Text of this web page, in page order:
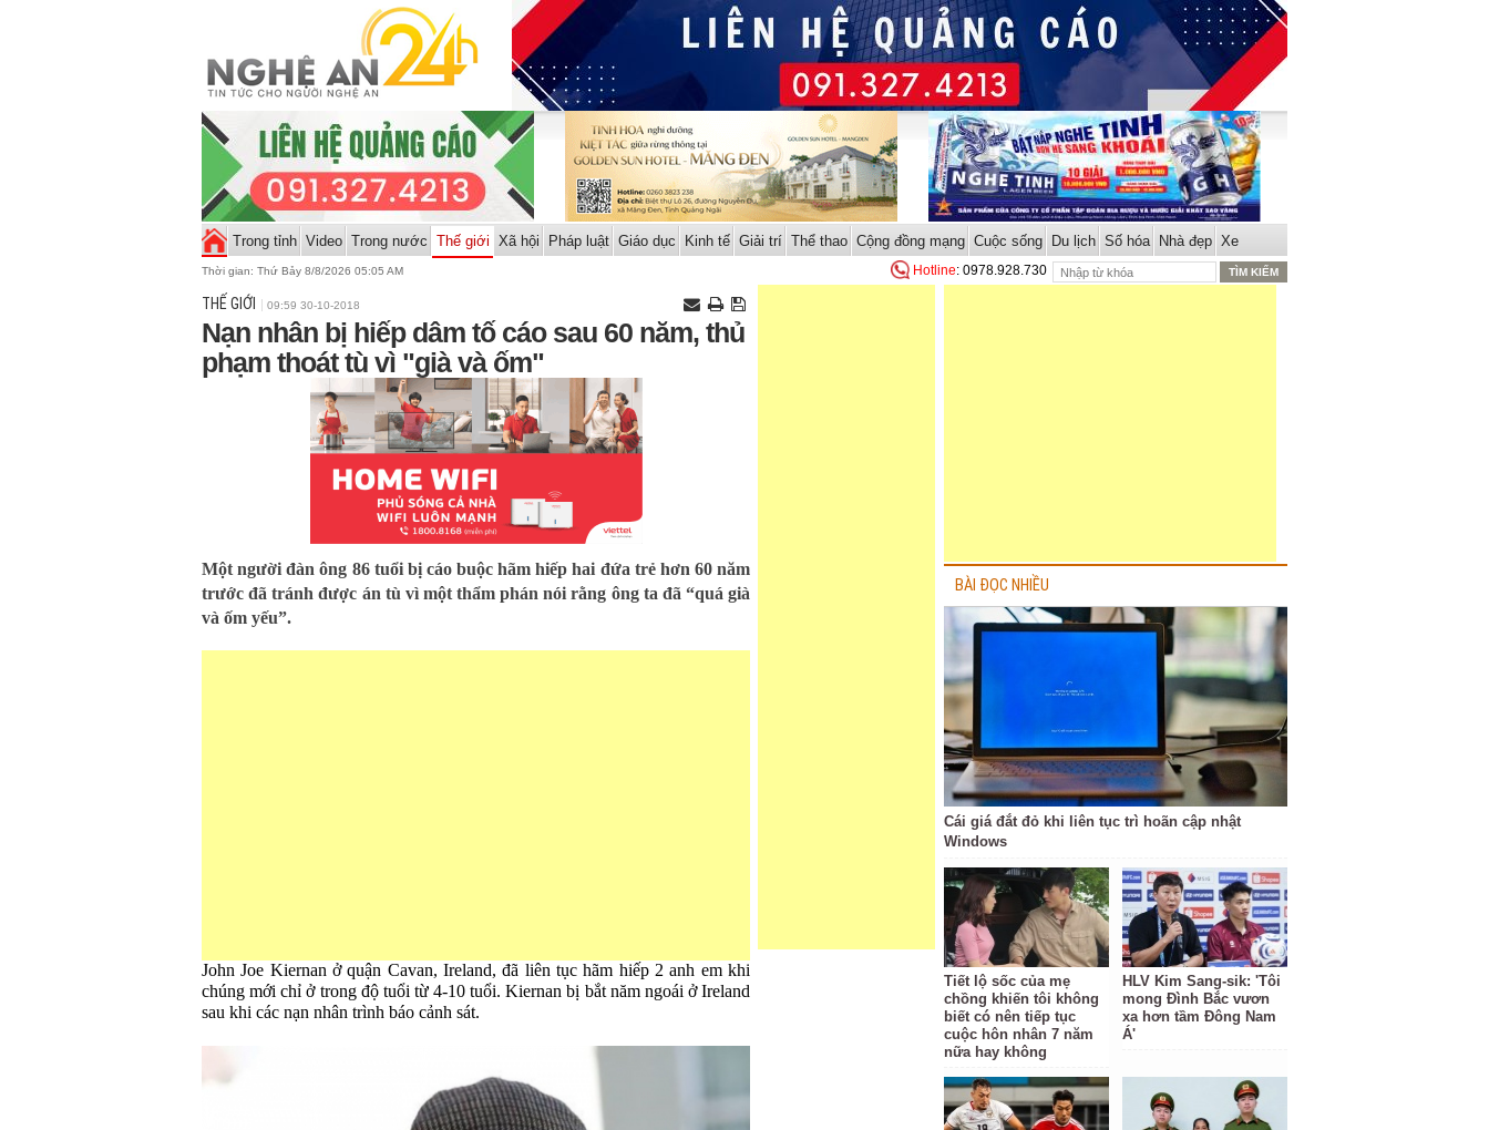
Trong tỉnh Video Trong nước Thế giới Xã hội Pháp luật Giáo dục Kinh tế Giải trí Thể thao Cộng đồng mạng Cuộc sống Du lịch Số hóa Nhà đẹp Xe
Thời gian: Thứ Bảy 8/8/2026 05:05 AM Hotline: 0978.928.730
THẾ GIỚI 09:59 30-10-2018
Nạn nhân bị hiếp dâm tố cáo sau 60 năm, thủ
phạm thoát tù vì "già và ốm"
Một người đàn ông 86 tuổi bị cáo buộc hãm hiếp hai đứa trẻ hơn 60 năm
trước đã tránh được án tù vì một thẩm phán nói rằng ông ta đã “quá già
và ốm yếu”.
John Joe Kiernan ở quận Cavan, Ireland, đã liên tục hãm hiếp 2 anh em khi
chúng mới chỉ ở trong độ tuổi từ 4-10 tuổi. Kiernan bị bắt năm ngoái ở Ireland
sau khi các nạn nhân trình báo cảnh sát.
BÀI ĐỌC NHIỀU
Cái giá đắt đỏ khi liên tục trì hoãn cập nhật
Windows
Tiết lộ sốc của mẹ
chồng khiến tôi không
biết có nên tiếp tục
cuộc hôn nhân 7 năm
nữa hay không
HLV Kim Sang-sik: 'Tôi
mong Đình Bắc vươn
xa hơn tầm Đông Nam
Á'